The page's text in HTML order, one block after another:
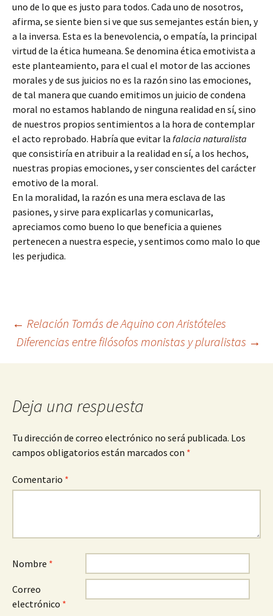
uno de lo que es justo para todos. Cada uno de nosotros,
afirma, se siente bien si ve que sus semejantes están bien, y
a la inversa. Esta es la benevolencia, o empatía, la principal
virtud de la ética humeana. Se denomina ética emotivista a
este planteamiento, para el cual el motor de las acciones
morales y de sus juicios no es la razón sino las emociones,
de tal manera que cuando emitimos un juicio de condena
moral no estamos hablando de ninguna realidad en sí, sino
de nuestros propios sentimientos a la hora de contemplar
el acto reprobado. Habría que evitar la falacia naturalista
que consistiría en atribuir a la realidad en sí, a los hechos,
nuestras propias emociones, y ser conscientes del carácter
emotivo de la moral.
En la moralidad, la razón es una mera esclava de las
pasiones, y sirve para explicarlas y comunicarlas,
apreciamos como bueno lo que beneficia a quienes
pertenecen a nuestra especie, y sentimos como malo lo que
les perjudica.
Navegación
de
entradas
← Relación Tomás de Aquino con Aristóteles
Diferencias entre filósofos monistas y pluralistas →
Deja una respuesta
Tu dirección de correo electrónico no será publicada. Los
campos obligatorios están marcados con *
Comentario *
Nombre *
Correo
electrónico *